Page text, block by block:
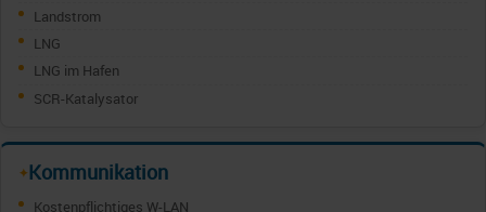
Landstrom
LNG
LNG im Hafen
SCR-Katalysator
✦Kommunikation
Kostenpflichtiges W-LAN